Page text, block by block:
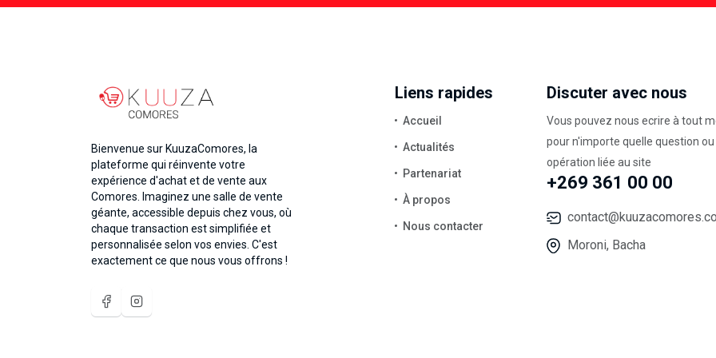
Bienvenue sur KuuzaComores, la
plateforme qui réinvente votre
expérience d'achat et de vente aux
Comores. Imaginez une salle de vente
géante, accessible depuis chez vous, où
chaque transaction est simplifiée et
personnalisée selon vos envies. C'est
exactement ce que nous vous offrons !
Liens rapides
Accueil
Actualités
Partenariat
À propos
Nous contacter
Discuter avec nous
Vous pouvez nous ecrire à tout
pour n'importe quelle question ou
opération liée au site
+269 361 00 00
Moroni, Bacha